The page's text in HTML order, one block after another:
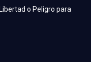
o Peligro para